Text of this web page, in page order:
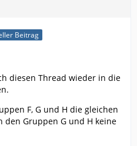
Beitrag
diesen Thread wieder in die
F, G und H die gleichen
den Gruppen G und H keine